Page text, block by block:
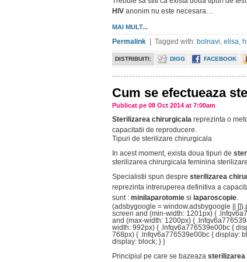
HIV anonim nu este necesara…
MAI MULT...
Permalink | Tagged with: bolnavi, elisa,
DISTRIBUITI: DIGG FACEBOOK
Cum se efectueaza
Publicat pe 08 Oct 2014 at 7:00am
Sterilizarea chirurgicala reprezinta o
capacitatii de reproducere.
Tipuri de sterilizare chirurgicala
In acest moment, exista doua tipuri de
sterilizarea chirurgicala feminina
Specialistii spun despre sterilizarea
reprezinta intreruperea definitiva a
sunt : minilaparotomie si laparoscopie.
(adsbygoogle = window.adsbygoogle ||
screen and (min-width: 1201px) {
and (max-width: 1200px) {
width: 992px) { .lnfqv6a776539e00bc {
768px) { .lnfqv6a776539e00bc { display:
display: block; } }
Principiul pe care se bazeaza sterilizarea